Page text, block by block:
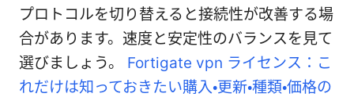
プロトコルを切り替えると接続性が改善する場
合があります。速度と安定性のバランスを見て
選びましょう。 Fortigate vpn ライセンス：こ
れだけは知っておきたい購入・更新・種類・価格の